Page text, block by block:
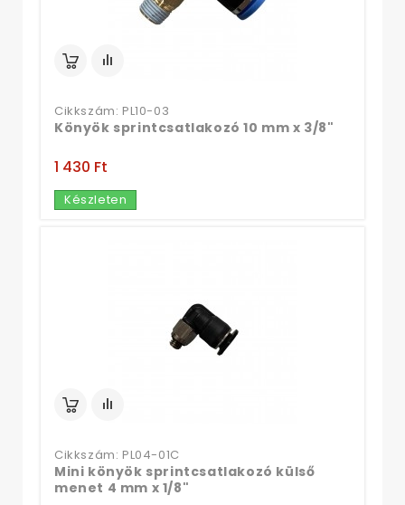
Cikkszám: PL10-03
Könyök sprintcsatlakozó 10 mm x 3/8"
1 430 Ft‎
Készleten
Cikkszám: PL04-01C
Mini könyök sprintcsatlakozó külső
menet 4 mm x 1/8"